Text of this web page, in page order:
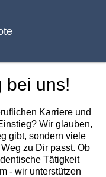
bei uns!
Karriere und
Wir glauben,
gibt, sondern viele
zu Dir passt. Ob
Tätigkeit
- wir unterstützen